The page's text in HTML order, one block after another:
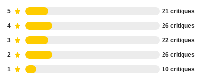
5 21 critiques
4 26 critiques
3 22 critiques
2 26 critiques
1 10 critiques